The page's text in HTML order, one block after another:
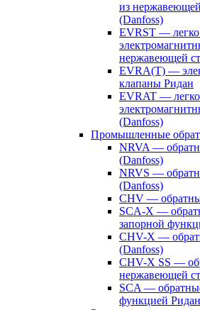
из
(Danfoss)
EVRST —
нержавеющей
EVRA(T) —
клапаны Ридан
EVRAT —
(Danfoss)
Промышленные
NRVA —
(Danfoss)
NRVS —
(Danfoss)
CHV —
SCA-X —
запорной
CHV-X —
(Danfoss)
CHV-X SS —
нержавеющей
SCA —
функцией Ридан